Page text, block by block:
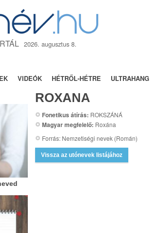
2026. augusztus 8.
VIDEÓK HÉTRŐL-HÉTRE ULTRAHANG
ROXANA
Fonetikus átírás: ROKSZÁNÁ
Magyar megfelelő: Roxána
Forrás: Nemzetiségi nevek (Román)
Vissza az utónevek listájához